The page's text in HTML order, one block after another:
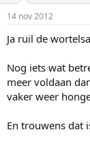
14 nov 2012
Ja ruil de
Nog iets wat
meer voldaan
vaker weer
En trouwens dat